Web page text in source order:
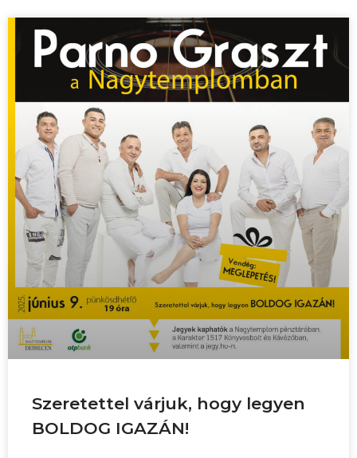
Szeretettel várjuk, hogy legyen
BOLDOG IGAZÁN!